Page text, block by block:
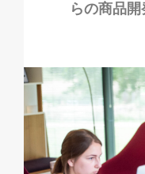
らの商品